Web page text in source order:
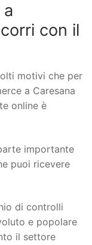
con il
motivi che per
a Caresana
online è
importante
puoi ricevere
di controlli
e popolare
il settore